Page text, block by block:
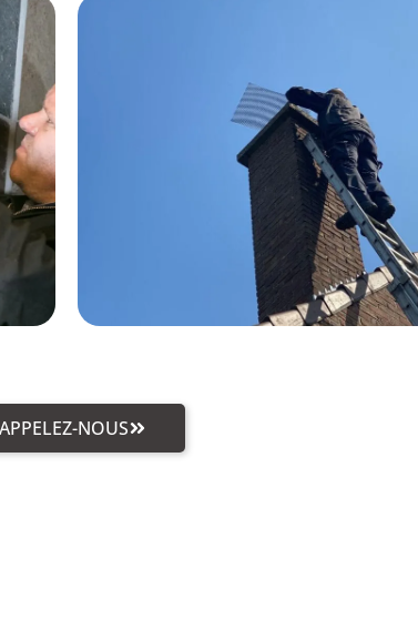
APPELEZ-NOUS